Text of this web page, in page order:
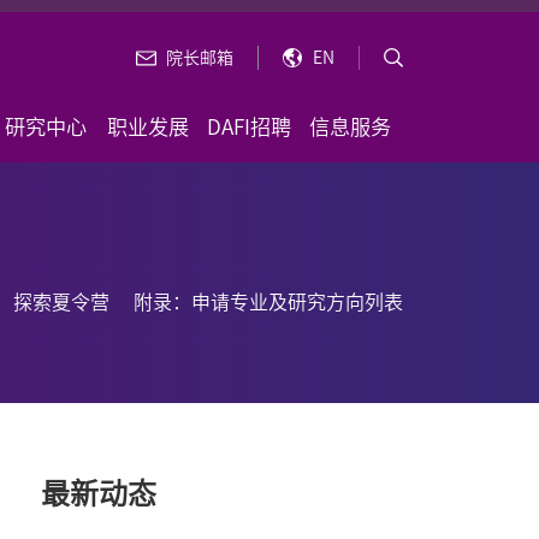
院长邮箱 EN
研究中心 职业发展 DAFI招聘 信息服务
探索夏令营 附录：申请专业及研究方向列表
最新动态